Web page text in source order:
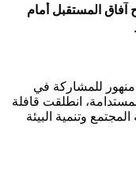
آفاق المستقبل أمام
للمشاركة في
انطلقت قافلة
وتنمية البيئة